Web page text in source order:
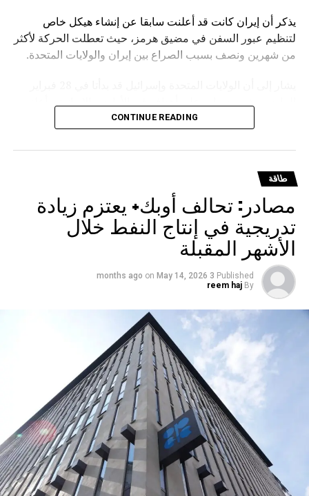
يذكر أن إيران كانت قد أعلنت سابقا عن إنشاء هيكل خاص
لتنظيم عبور السفن في مضيق هرمز، حيث تعطلت الحركة لأكثر
من شهرين ونصف بسبب الصراع بين إيران والولايات المتحدة.
واشنطن وطهران في 8 أبريل وقف إطلاق النار، لكن الولايات
قواعد خاصة للعبور عبر مضيق هرمز.
CONTINUE READING
طاقة
مصادر: تحالف أوبك+ يعتزم زيادة
تدريجية في إنتاج النفط خلال
الأشهر المقبلة
Published
3 months ago
on May 14, 2026
By
reem haj